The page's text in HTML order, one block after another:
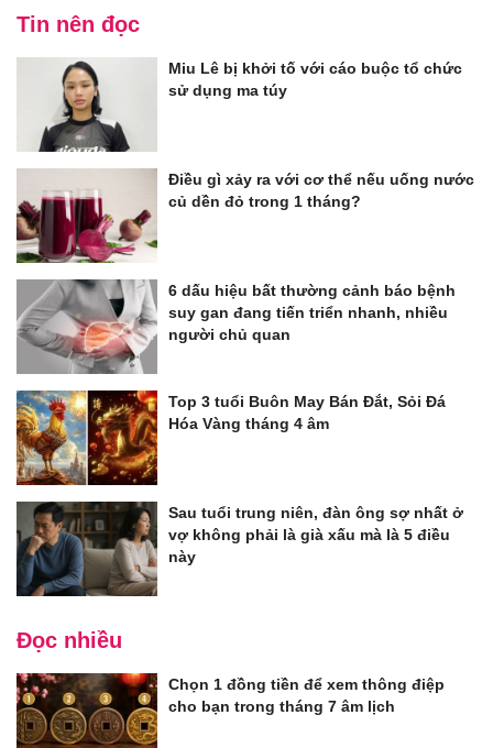
Tin nên đọc
Miu Lê bị khởi tố với cáo buộc tổ chức
sử dụng ma túy
Điều gì xảy ra với cơ thể nếu uống nước
củ dền đỏ trong 1 tháng?
6 dấu hiệu bất thường cảnh báo bệnh
suy gan đang tiến triển nhanh, nhiều
người chủ quan
Top 3 tuổi Buôn May Bán Đắt, Sỏi Đá
Hóa Vàng tháng 4 âm
Sau tuổi trung niên, đàn ông sợ nhất ở
vợ không phải là già xấu mà là 5 điều
này
Đọc nhiều
Chọn 1 đồng tiền để xem thông điệp
cho bạn trong tháng 7 âm lịch